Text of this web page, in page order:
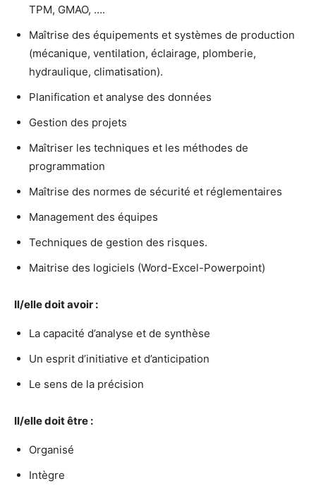
TPM, GMAO, ….
Maîtrise des équipements et systèmes de production
(mécanique, ventilation, éclairage, plomberie,
hydraulique, climatisation).
Planification et analyse des données
Gestion des projets
Maîtriser les techniques et les méthodes de
programmation
Maîtrise des normes de sécurité et réglementaires
Management des équipes
Techniques de gestion des risques.
Maitrise des logiciels (Word-Excel-Powerpoint)
Il/elle doit avoir :
La capacité d’analyse et de synthèse
Un esprit d’initiative et d’anticipation
Le sens de la précision
Il/elle doit être :
Organisé
Intègre